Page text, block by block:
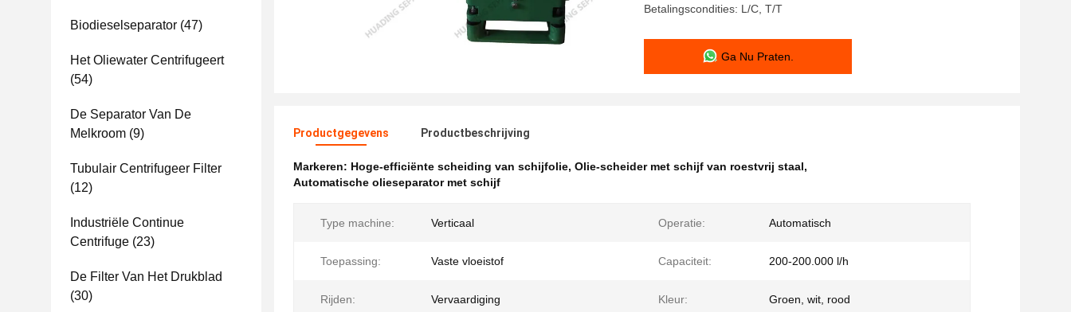
Biodieselseparator (47)
Het Oliewater Centrifugeert
(54)
De Separator Van De
Melkroom (9)
Tubulair Centrifugeer Filter
(12)
Industriële Continue
Centrifuge (23)
De Filter Van Het Drukblad
(30)
Betalingscondities: L/C, T/T
Ga Nu Praten.
Productgegevens Productbeschrijving
Markeren: Hoge-efficiënte scheiding van schijfolie, Olie-scheider met schijf van roestvrij staal,
Automatische olieseparator met schijf
Type machine: Verticaal Operatie: Automatisch
Toepassing: Vaste vloeistof Capaciteit: 200-200.000 l/h
Rijden: Vervaardiging Kleur: Groen, wit, rood